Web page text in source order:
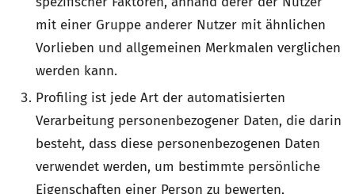
mit einer Gruppe anderer Nutzer mit ähnlichen
Vorlieben und allgemeinen Merkmalen verglichen
werden kann.
Profiling ist jede Art der automatisierten
Verarbeitung personenbezogener Daten, die darin
besteht, dass diese personenbezogenen Daten
verwendet werden, um bestimmte persönliche
Eigenschaften einer Person zu bewerten,